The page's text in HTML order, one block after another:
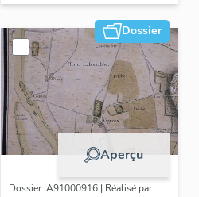
Dossier
Aperçu
Dossier IA91000916 | Réalisé par